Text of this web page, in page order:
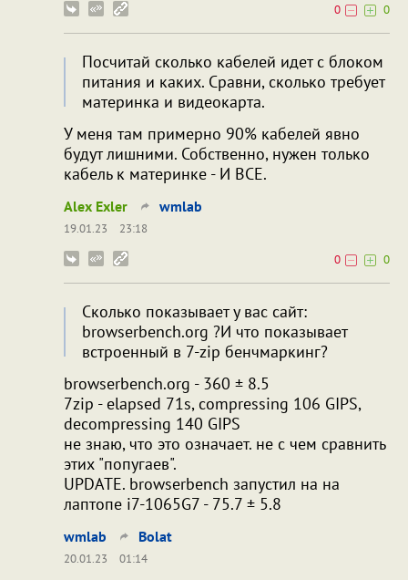
0
0
Посчитай сколько кабелей идет с блоком
питания и каких. Сравни, сколько требует
материнка и видеокарта.
У меня там примерно 90% кабелей явно
будут лишними. Собственно, нужен только
кабель к материнке - И ВСЕ.
Alex Exler wmlab
19.01.23
23:18
0
0
Сколько показывает у вас сайт:
browserbench.org ?И что показывает
встроенный в 7-zip бенчмаркинг?
browserbench.org - 360 ± 8.5
7zip - elapsed 71s, compressing 106 GIPS,
decompressing 140 GIPS
не знаю, что это означает. не с чем сравнить
этих "попугаев".
UPDATE. browserbench запустил на на
лаптопе i7-1065G7 - 75.7 ± 5.8
wmlab Bolat
20.01.23
01:14